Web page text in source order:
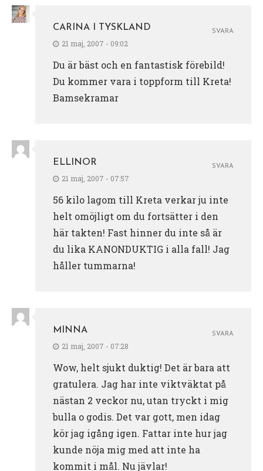
CARINA I TYSKLAND
21 maj, 2007 - 09:02
Du är bäst och en fantastisk förebild!
Du kommer vara i toppform till Kreta!
Bamsekramar
SVARA
ELLINOR
21 maj, 2007 - 07:57
56 kilo lagom till Kreta verkar ju inte
helt omöjligt om du fortsätter i den
här takten! Fast hinner du inte så är
du lika KANONDUKTIG i alla fall! Jag
håller tummarna!
SVARA
MINNA
21 maj, 2007 - 07:28
Wow, helt sjukt duktig! Det är bara att
gratulera. Jag har inte viktväktat på
nästan 2 veckor nu, utan tryckt i mig
bulla o godis. Det var gott, men idag
kör jag igång igen. Fattar inte hur jag
kunde nöja mig med att inte ha
kommit i mål. Nu jävlar!
SVARA